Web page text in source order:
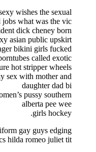
wishes the sexual
jobs what was the vic
dick cheney born.
asian public upskirt
bikini girls fucked
called exotic
hot stripper wheels.
sex with mother and
daughter dad bi
pussy southern
alberta pee wee
girls hockey.
gay guys edging
hilda romeo juliet tit.